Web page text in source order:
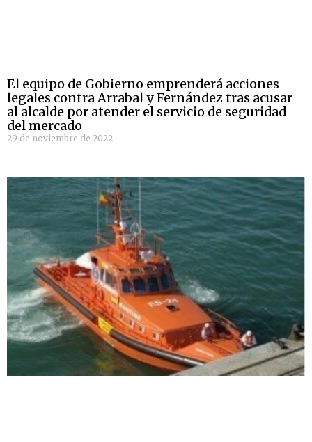
El equipo de Gobierno emprenderá acciones
legales contra Arrabal y Fernández tras acusar
al alcalde por atender el servicio de seguridad
del mercado
29 de noviembre de 2022